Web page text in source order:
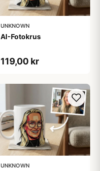
UNKNOWN
AI-Fotokrus
119,00 kr
UNKNOWN